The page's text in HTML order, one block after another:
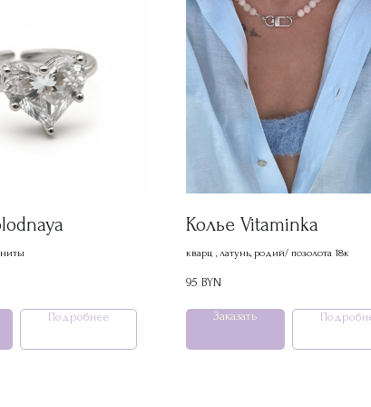
Подробнее
Колье Vitaminka
кварц , латунь, родий/ позолота 18к
95 BYN
Заказать